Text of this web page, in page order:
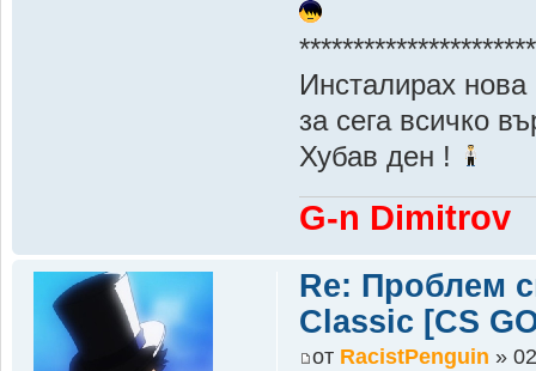
Инсталирах нова
за сега всичко
Хубав ден !
G-n Dimitrov
Re: Проблем
Classic [CS
от RacistPenguin »